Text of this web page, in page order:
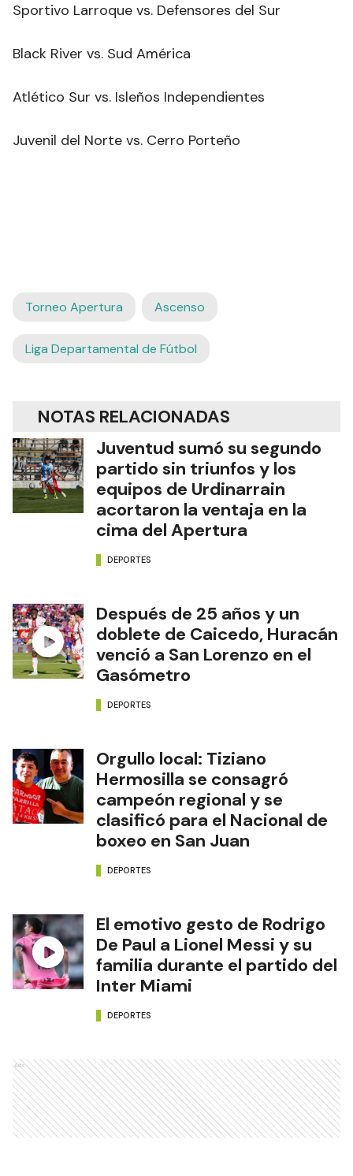
Sportivo Larroque vs. Defensores del Sur
Black River vs. Sud América
Atlético Sur vs. Isleños Independientes
Juvenil del Norte vs. Cerro Porteño
Torneo Apertura Ascenso
Liga Departamental de Fútbol
NOTAS RELACIONADAS
Juventud sumó su segundo
partido sin triunfos y los
equipos de Urdinarrain
acortaron la ventaja en la
cima del Apertura
DEPORTES
Después de 25 años y un
doblete de Caicedo, Huracán
venció a San Lorenzo en el
Gasómetro
DEPORTES
Orgullo local: Tiziano
Hermosilla se consagró
campeón regional y se
clasificó para el Nacional de
boxeo en San Juan
DEPORTES
El emotivo gesto de Rodrigo
De Paul a Lionel Messi y su
familia durante el partido del
Inter Miami
DEPORTES
Ads